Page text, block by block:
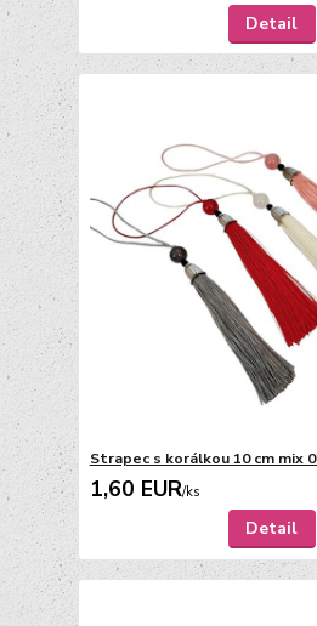
Detail
Strapec s korálkou 10 cm mix
1,60 EUR/ks
Detail